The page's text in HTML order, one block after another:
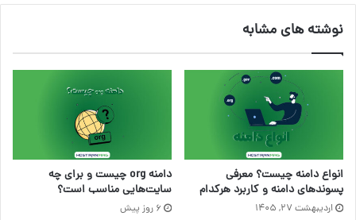
نوشته های مشابه
انواع دامنه چیست؟ معرفی
پسوندهای دامنه و کاربرد هرکدام
اردیبهشت ۲۷, ۱۴۰۵
دامنه org چیست و برای چه
سایت‌هایی مناسب است؟
6 روز پیش